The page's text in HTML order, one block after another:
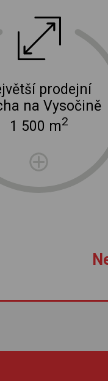
prodejní
na Vysočině
1 500 m2
a instalace